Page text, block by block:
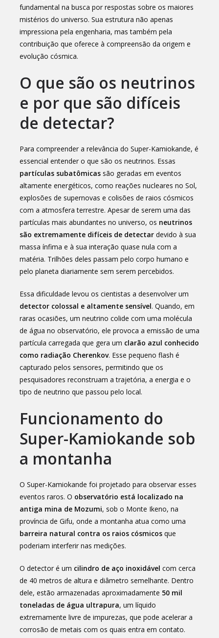
fundamental na busca por respostas sobre os maiores
mistérios do universo. Sua estrutura não apenas
impressiona pela engenharia, mas também pela
contribuição que oferece à compreensão da origem e
evolução cósmica.
O que são os neutrinos
e por que são difíceis
de detectar?
Para compreender a relevância do Super-Kamiokande, é
essencial entender o que são os neutrinos. Essas
partículas subatômicas são geradas em eventos
altamente energéticos, como reações nucleares no Sol,
explosões de supernovas e colisões de raios cósmicos
com a atmosfera terrestre. Apesar de serem uma das
partículas mais abundantes no universo, os neutrinos
são extremamente difíceis de detectar devido à sua
massa ínfima e à sua interação quase nula com a
matéria. Trilhões deles passam pelo corpo humano e
pelo planeta diariamente sem serem percebidos.
Essa dificuldade levou os cientistas a desenvolver um
detector colossal e altamente sensível. Quando, em
raras ocasiões, um neutrino colide com uma molécula
de água no observatório, ele provoca a emissão de uma
partícula carregada que gera um clarão azul conhecido
como radiação Cherenkov. Esse pequeno flash é
capturado pelos sensores, permitindo que os
pesquisadores reconstruam a trajetória, a energia e o
tipo de neutrino que passou pelo local.
Funcionamento do
Super-Kamiokande sob
a montanha
O Super-Kamiokande foi projetado para observar esses
eventos raros. O observatório está localizado na
antiga mina de Mozumi, sob o Monte Ikeno, na
província de Gifu, onde a montanha atua como uma
barreira natural contra os raios cósmicos que
poderiam interferir nas medições.
O detector é um cilindro de aço inoxidável com cerca
de 40 metros de altura e diâmetro semelhante. Dentro
dele, estão armazenadas aproximadamente 50 mil
toneladas de água ultrapura, um líquido
extremamente livre de impurezas, que pode acelerar a
corrosão de metais com os quais entra em contato.